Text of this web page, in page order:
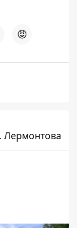
😡
Лермонтова